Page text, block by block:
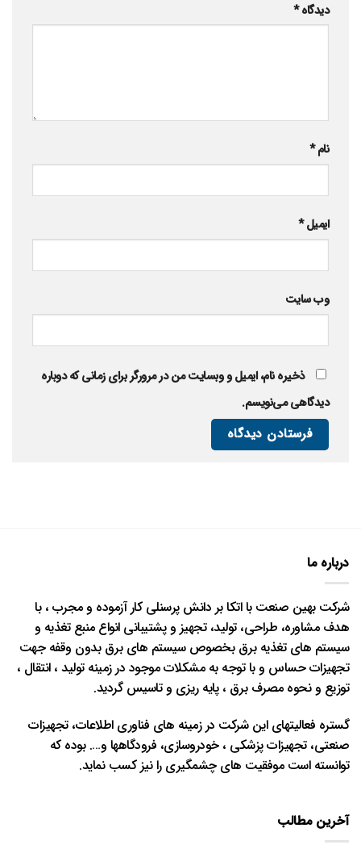
دیدگاه*
نام*
ایمیل*
وب‌ سایت
ذخیره نام، ایمیل و وبسایت من در مرورگر برای زمانی که دوباره
دیدگاهی می‌نویسم.
درباره ما
شرکت بهین صنعت با اتکا بر دانش پرسنلی کار آزموده و مجرب ، با
هدف مشاوره، طراحی، تولید، تجهیز و پشتیبانی انواع منبع تغذیه و
سیستم های تغذیه برق بخصوص سیستم های برق بدون وقفه جهت
تجهیزات حساس و با توجه به مشکلات موجود در زمینه تولید ، انتقال ،
توزیع و نحوه مصرف برق ، پایه ریزی و تاسیس گردید.
گستره فعالیتهای این شرکت در زمینه های فناوری اطلاعات، تجهیزات
صنعتی، تجهیزات پزشکی ، خودروسازی، فرودگاهها و…. بوده که
توانسته است موفقیت های چشمگیری را نیز کسب نماید.
آخرین مطالب